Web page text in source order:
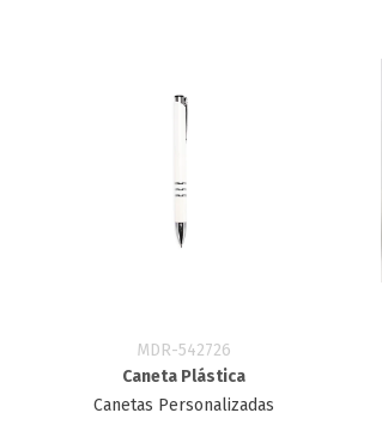
MDR-542726
Caneta Plástica
Canetas Personalizadas